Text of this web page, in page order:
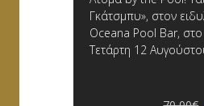
Γκάτσμπυ», στον
Oceana Pool Bar,
Τετάρτη 12